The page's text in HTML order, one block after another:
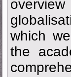
which
the